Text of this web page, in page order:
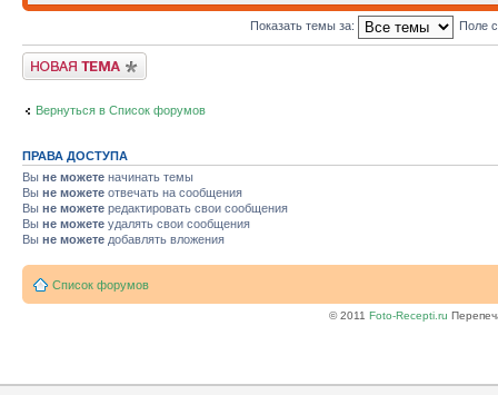
Показать темы за: Поле
Новая тема
Вернуться в Список форумов
ПРАВА ДОСТУПА
Вы не можете начинать темы
Вы не можете отвечать на сообщения
Вы не можете редактировать свои сообщения
Вы не можете удалять свои сообщения
Вы не можете добавлять вложения
Список форумов
© 2011 Foto-Recepti.ru